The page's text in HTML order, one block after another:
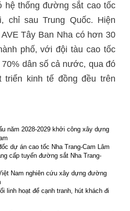
hệ thống đường sắt cao tốc
chỉ sau Trung Quốc. Hiện
Tây Ban Nha có hơn 30
phố, với đội tàu cao tốc
dân số cả nước, qua đó
triển kinh tế đồng đều trên
năm 2028-2029 khởi công xây dựng
dự án cao tốc Nha Trang-Cam Lâm
cấp tuyến đường sắt Nha Trang-
Nam nghiên cứu xây dựng đường
linh hoạt để cạnh tranh, hút khách đi